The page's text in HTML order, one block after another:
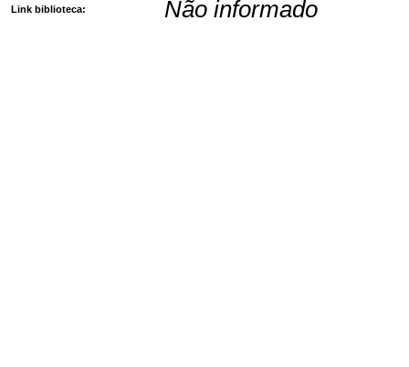
Link biblioteca: Não informado